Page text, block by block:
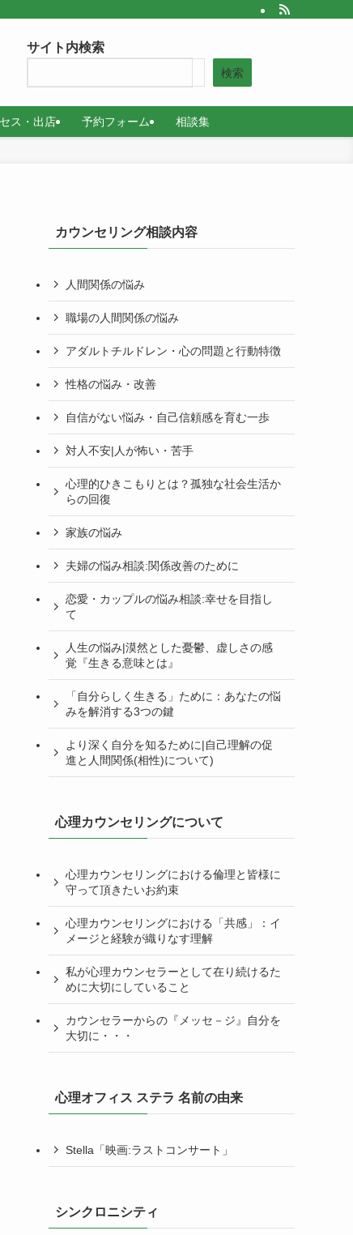
ス・出店 予約フォーム 相談集
サイト内検索
検索
カウンセリング相談内容
人間関係の悩み
職場の人間関係の悩み
アダルトチルドレン・心の問題と行動特徴
性格の悩み・改善
自信がない悩み・自己信頼感を育む一歩
対人不安|人が怖い・苦手
心理的ひきこもりとは？孤独な社会生活か
らの回復
家族の悩み
夫婦の悩み相談:関係改善のために
恋愛・カップルの悩み相談:幸せを目指し
て
人生の悩み|漠然とした憂鬱、虚しさの感
覚『生きる意味とは』
「自分らしく生きる」ために：あなたの悩
みを解消する3つの鍵
より深く自分を知るために|自己理解の促
進と人間関係(相性)について)
心理カウンセリングについて
心理カウンセリングにおける倫理と皆様に
守って頂きたいお約束
心理カウンセリングにおける「共感」：イ
メージと経験が織りなす理解
私が心理カウンセラーとして在り続けるた
めに大切にしていること
カウンセラーからの『メッセ－ジ』自分を
大切に・・・
心理オフィス ステラ 名前の由来
Stella「映画:ラストコンサート」
シンクロニシティ